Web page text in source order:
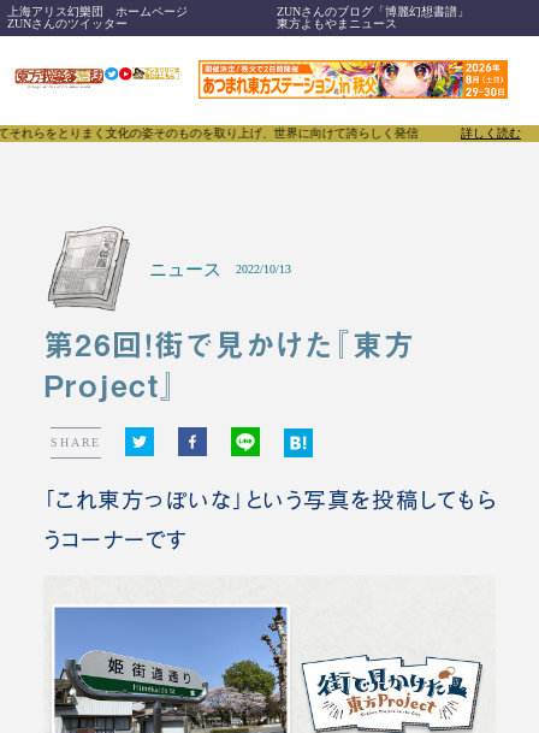
上海アリス幻樂団 ホームページ
ZUNさんのブログ「博麗幻想書譜」
ZUNさんのツイッター
東方よもやまニュース
く文化の姿そのものを取り上げ、世界に向けて誇らしく発信することで、東方Projectのみな
詳しく読む
ニュース 2022/10/13
第26回！街で見かけた『東方
Project』
SHARE
「これ東方っぽいな」という写真を投稿してもら
うコーナーです